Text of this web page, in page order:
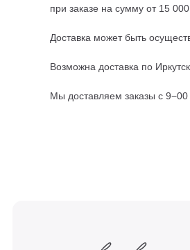
при заказе на сумму от 15
Доставка может быть
Возможна доставка по
Мы доставляем заказы с 9−00